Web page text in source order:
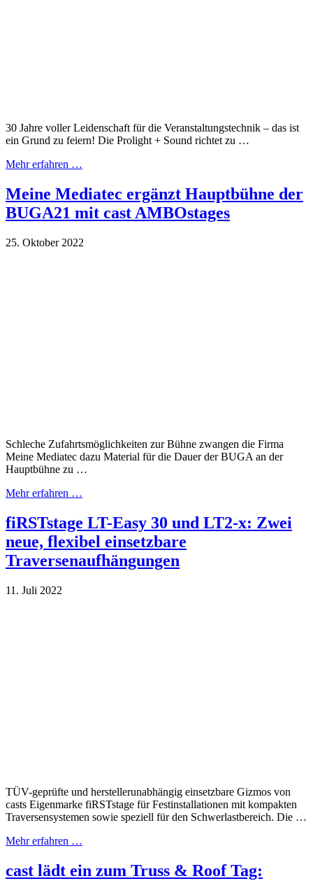
30 Jahre voller Leidenschaft für die Veranstaltungstechnik – das ist
ein Grund zu feiern! Die Prolight + Sound richtet zu …
Mehr erfahren …
Meine Mediatec ergänzt Hauptbühne der
BUGA21 mit cast AMBOstages
25. Oktober 2022
Schleche Zufahrtsmöglichkeiten zur Bühne zwangen die Firma
Meine Mediatec dazu Material für die Dauer der BUGA an der
Hauptbühne zu …
Mehr erfahren …
fiRSTstage LT-Easy 30 und LT2-x: Zwei
neue, flexibel einsetzbare
Traversenaufhängungen
11. Juli 2022
TÜV-geprüfte und herstellerunabhängig einsetzbare Gizmos von
casts Eigenmarke fiRSTstage für Festinstallationen mit kompakten
Traversensystemen sowie speziell für den Schwerlastbereich. Die …
Mehr erfahren …
cast lädt ein zum Truss & Roof Tag: